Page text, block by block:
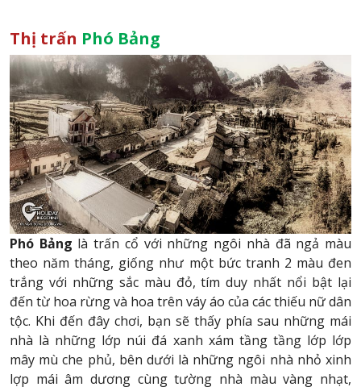
Thị trấn Phó Bảng
Phó Bảng là trấn cổ với những ngôi nhà đã ngả màu
theo năm tháng, giống như một bức tranh 2 màu đen
trắng với những sắc màu đỏ, tím duy nhất nổi bật lại
đến từ hoa rừng và hoa trên váy áo của các thiếu nữ dân
tộc. Khi đến đây chơi, bạn sẽ thấy phía sau những mái
nhà là những lớp núi đá xanh xám tầng tầng lớp lớp
mây mù che phủ, bên dưới là những ngôi nhà nhỏ xinh
lợp mái âm dương cùng tường nhà màu vàng nhạt,